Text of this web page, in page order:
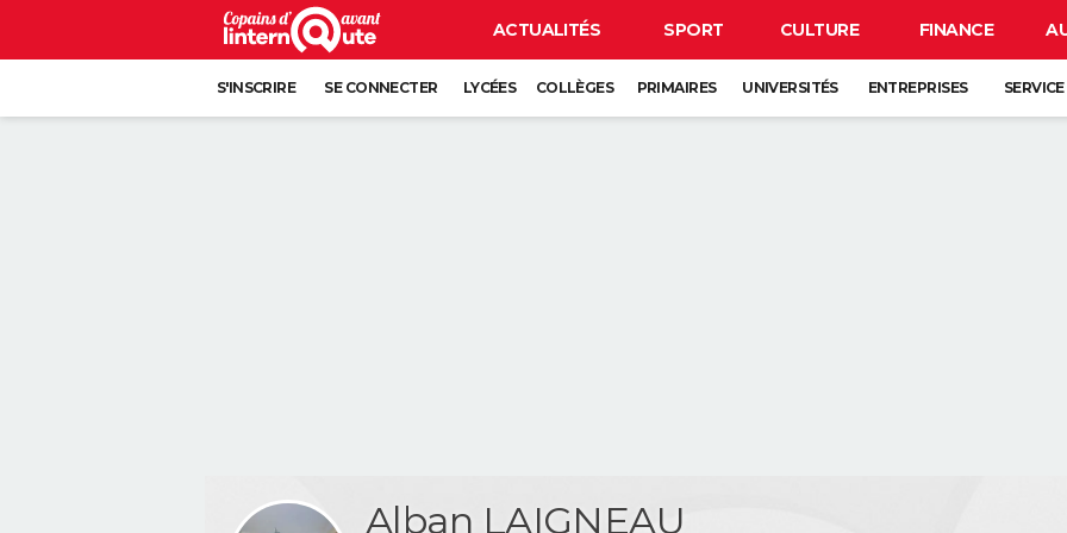
ACTUALITÉS SPORT CULTURE FINANCE
S'INSCRIRE SE CONNECTER LYCÉES COLLÈGES PRIMAIRES UNIVERSITÉS ENTREPRISES
Alban LAIGNEAU